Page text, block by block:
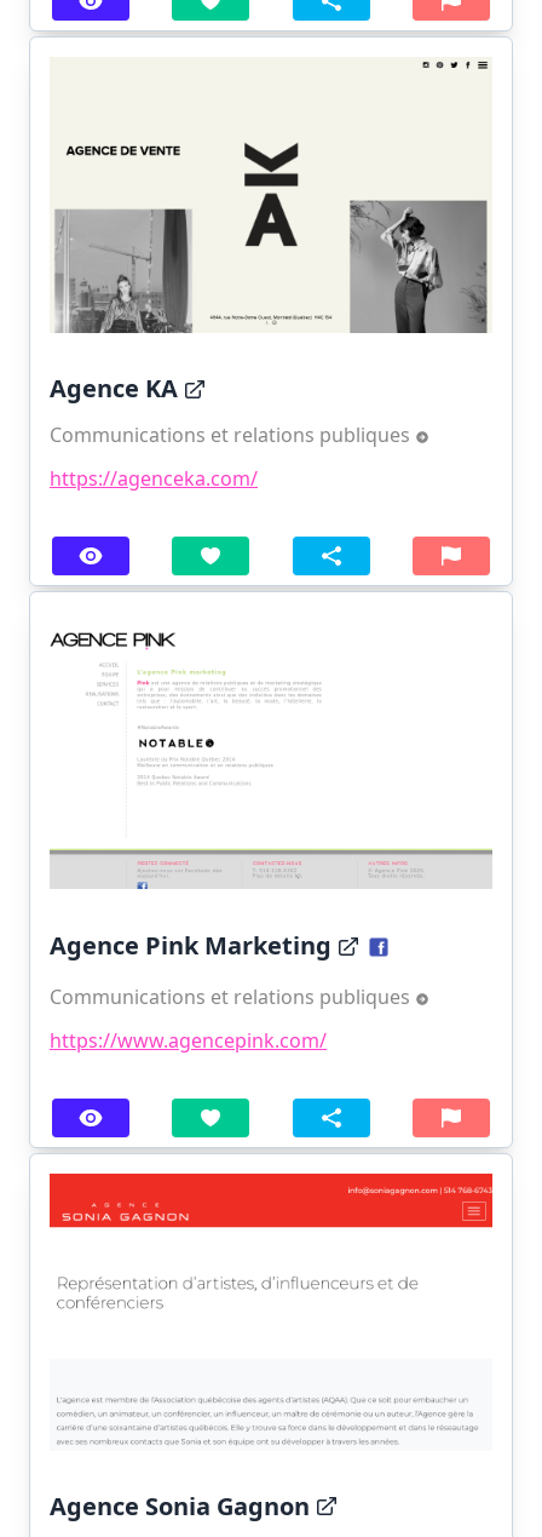
Agence KA
Communications et relations publiques
https://agenceka.com/
Agence Pink Marketing
Communications et relations publiques
https://www.agencepink.com/
Agence Sonia Gagnon